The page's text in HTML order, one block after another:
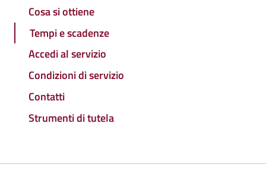
Cosa si ottiene
Tempi e scadenze
Accedi al servizio
Condizioni di servizio
Contatti
Strumenti di tutela